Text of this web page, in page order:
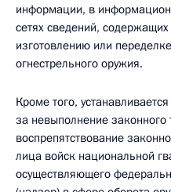
информации, в
сетях сведений,
изготовлению или
огнестрельного оружия.
Кроме того, устанавливается
за невыполнение законного
воспрепятствование
лица войск национальной
осуществляющего